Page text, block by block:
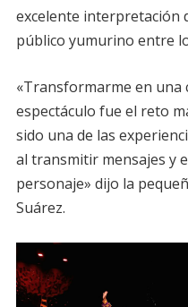
excelente interpretación
público yumurino entre
«Transformarme en una
espectáculo fue el reto
sido una de las
al transmitir mensajes y
personaje» dijo la
Suárez.